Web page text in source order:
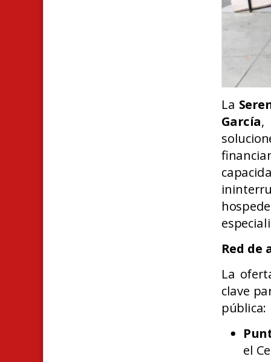
La
García,
Red de
La
clave
pública:
el